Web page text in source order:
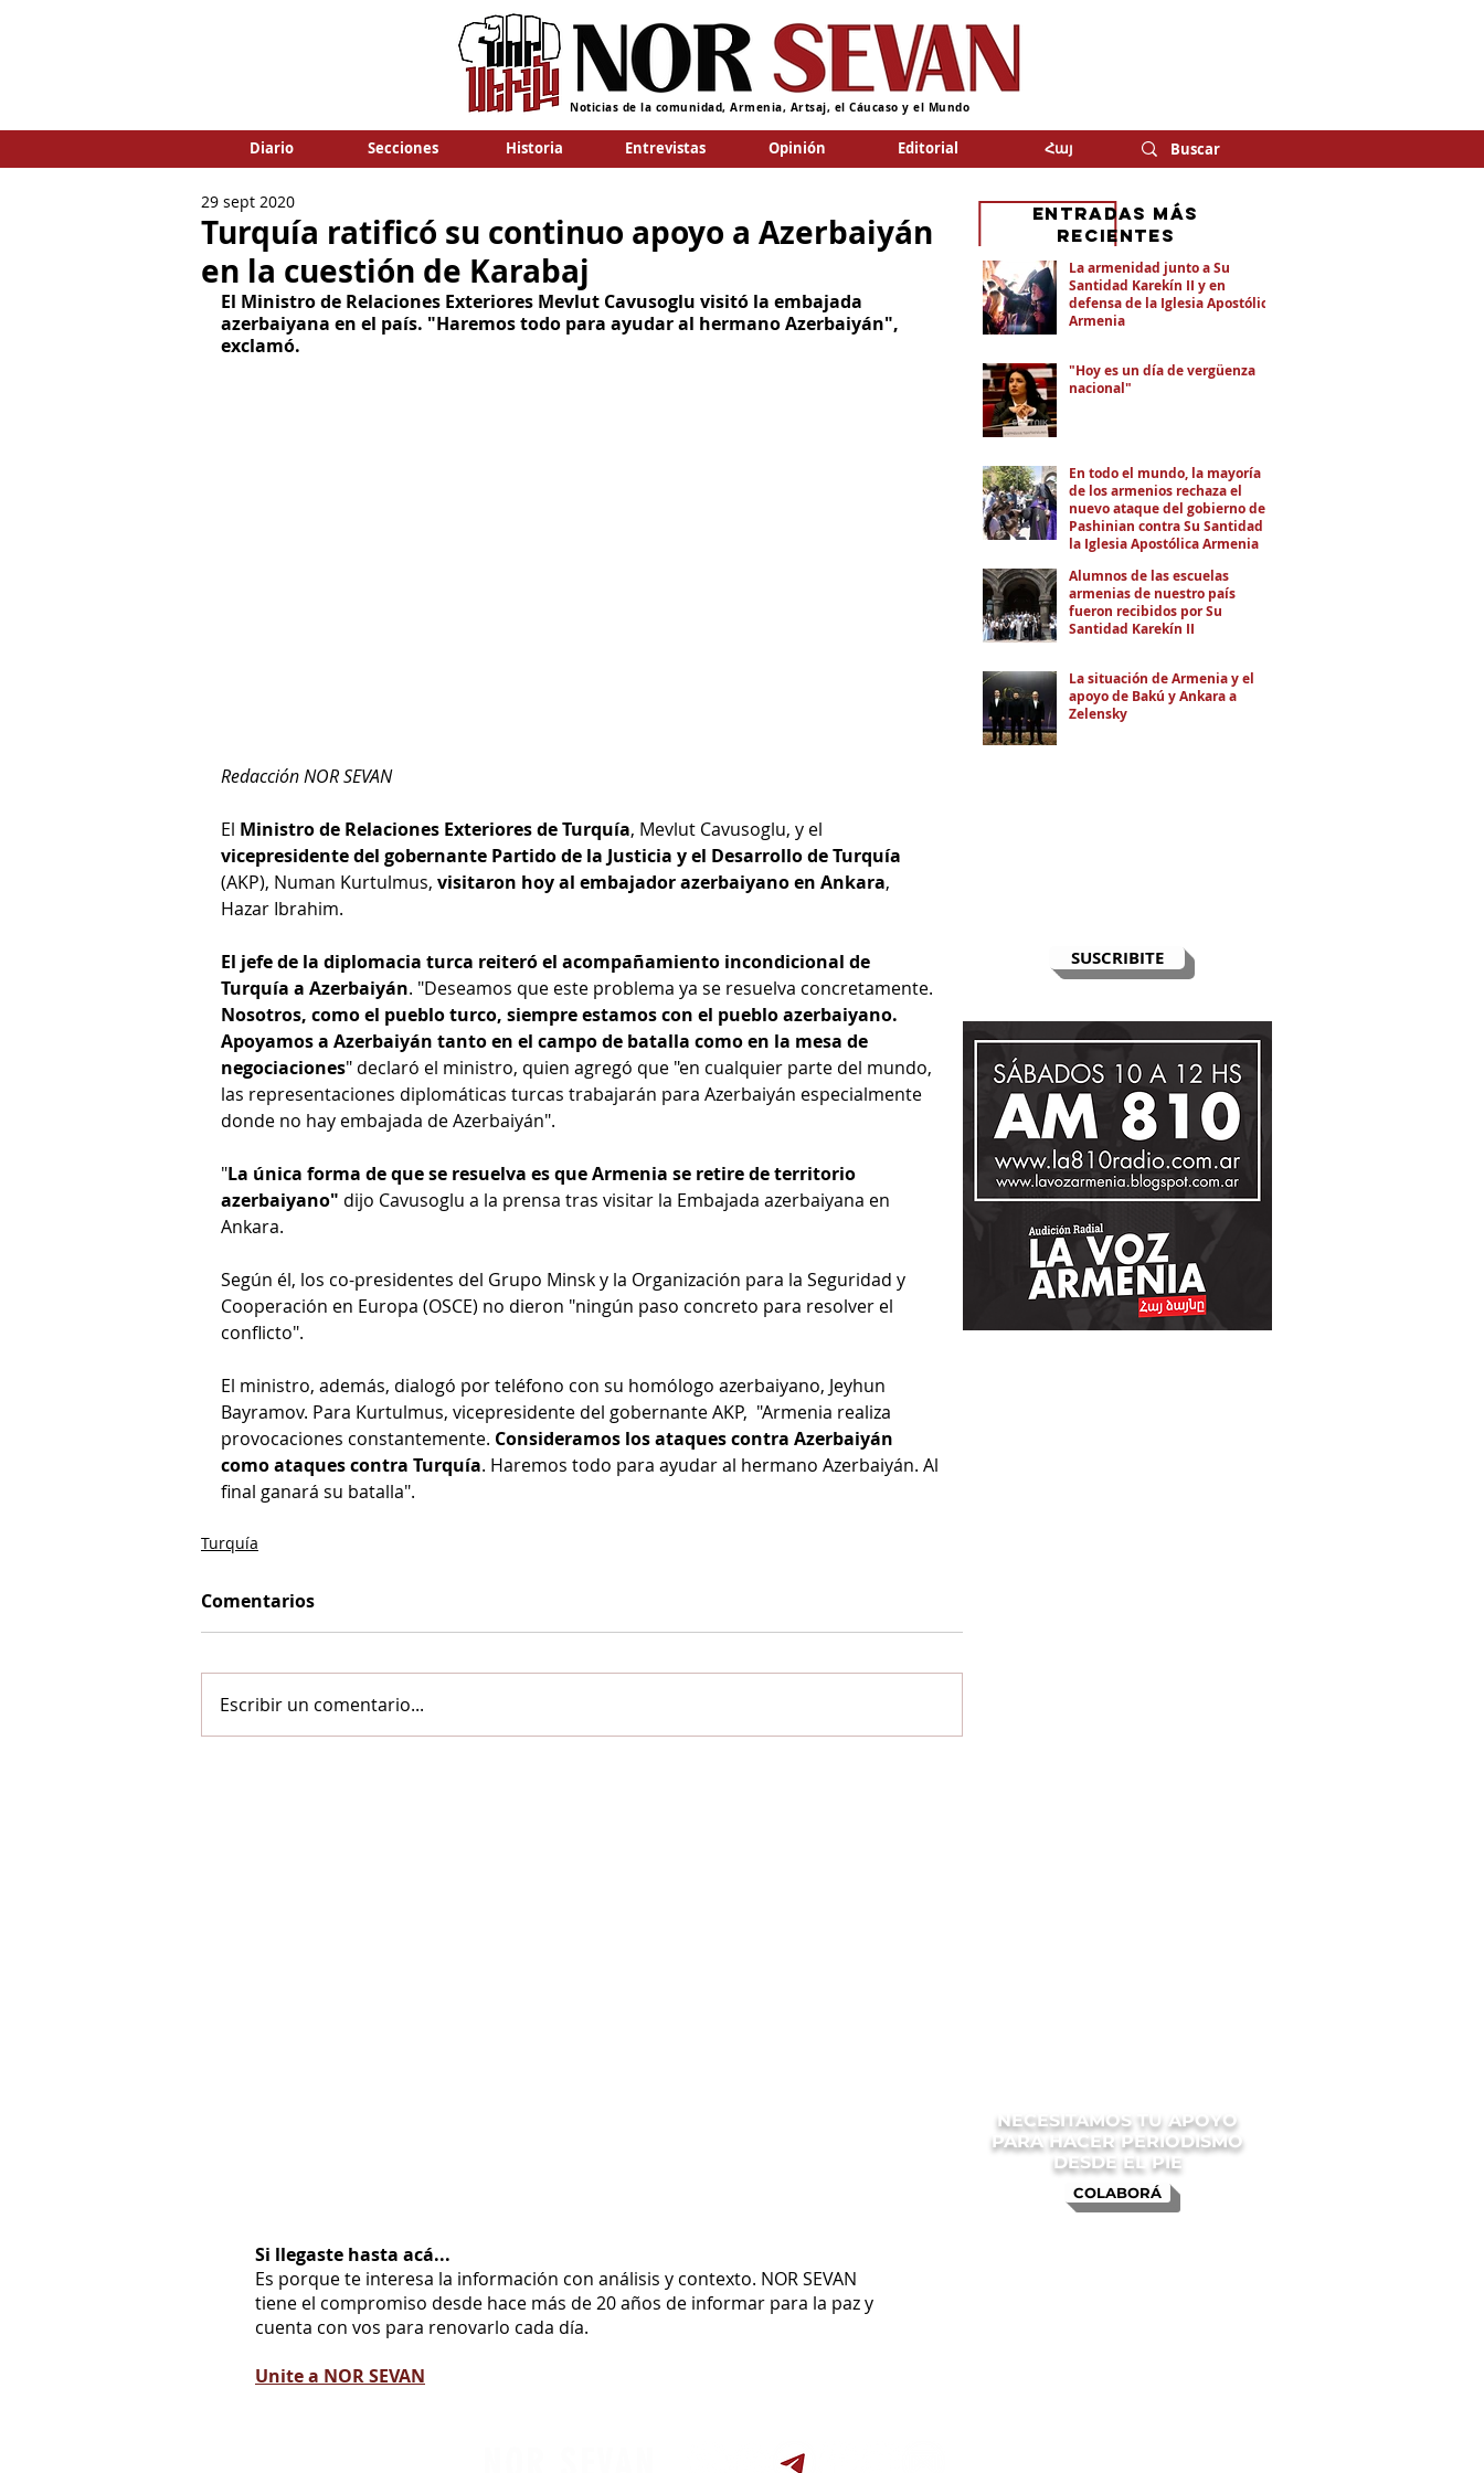
Noticias de la comunidad, Armenia, Artsaj, el Cáucaso y el Mundo
Diario Secciones Historia Entrevistas Opinión Editorial Հայ
Turquía ratificó su continuo apoyo a Azerbaiyán
en la cuestión de Karabaj
29 sept 2020
El Ministro de Relaciones Exteriores Mevlut Cavusoglu visitó la embajada
azerbaiyana en el país. "Haremos todo para ayudar al hermano Azerbaiyán",
exclamó.
Redacción NOR SEVAN
El Ministro de Relaciones Exteriores de Turquía, Mevlut Cavusoglu, y el
vicepresidente del gobernante Partido de la Justicia y el Desarrollo de Turquía
(AKP), Numan Kurtulmus, visitaron hoy al embajador azerbaiyano en Ankara,
Hazar Ibrahim.
El jefe de la diplomacia turca reiteró el acompañamiento incondicional de
Turquía a Azerbaiyán. "Deseamos que este problema ya se resuelva concretamente.
Nosotros, como el pueblo turco, siempre estamos con el pueblo azerbaiyano.
Apoyamos a Azerbaiyán tanto en el campo de batalla como en la mesa de
negociaciones" declaró el ministro, quien agregó que "en cualquier parte del mundo,
las representaciones diplomáticas turcas trabajarán para Azerbaiyán especialmente
donde no hay embajada de Azerbaiyán".
"La única forma de que se resuelva es que Armenia se retire de territorio
azerbaiyano" dijo Cavusoglu a la prensa tras visitar la Embajada azerbaiyana en
Ankara.
Según él, los co-presidentes del Grupo Minsk y la Organización para la Seguridad y
Cooperación en Europa (OSCE) no dieron "ningún paso concreto para resolver el
conflicto".
El ministro, además, dialogó por teléfono con su homólogo azerbaiyano, Jeyhun
Bayramov. Para Kurtulmus, vicepresidente del gobernante AKP,  "Armenia realiza
provocaciones constantemente. Consideramos los ataques contra Azerbaiyán
como ataques contra Turquía. Haremos todo para ayudar al hermano Azerbaiyán. Al
final ganará su batalla".
Turquía
Comentarios
Escribir un comentario...
SUSCRIBITE
La armenidad junto a Su
Santidad Karekín II y en
defensa de la Iglesia Apostólica
Armenia
"Hoy es un día de vergüenza
nacional"
En todo el mundo, la mayoría
de los armenios rechaza el
nuevo ataque del gobierno de
Pashinian contra Su Santidad y
la Iglesia Apostólica Armenia
Alumnos de las escuelas
armenias de nuestro país
fueron recibidos por Su
Santidad Karekín II
La situación de Armenia y el
apoyo de Bakú y Ankara a
Zelensky
eNTRADAS MÁS
RECIENTES
COLABORÁ
NECESITAMOS TU APOYO
PARA HACER PERIODISMO
DESDE EL PIE
Si llegaste hasta acá...
Es porque te interesa la información con análisis y contexto. NOR SEVAN
tiene el compromiso desde hace más de 20 años de informar para la paz y
cuenta con vos para renovarlo cada día.
Unite a NOR SEVAN